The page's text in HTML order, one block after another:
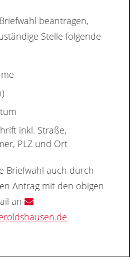
beantragen,
Stelle folgende
inkl. Straße,
PLZ und Ort
Briefwahl auch durch
Antrag mit den obigen
an